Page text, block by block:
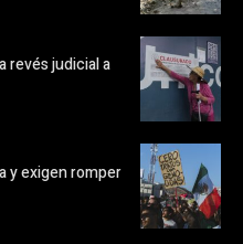
revés judicial a
y exigen romper